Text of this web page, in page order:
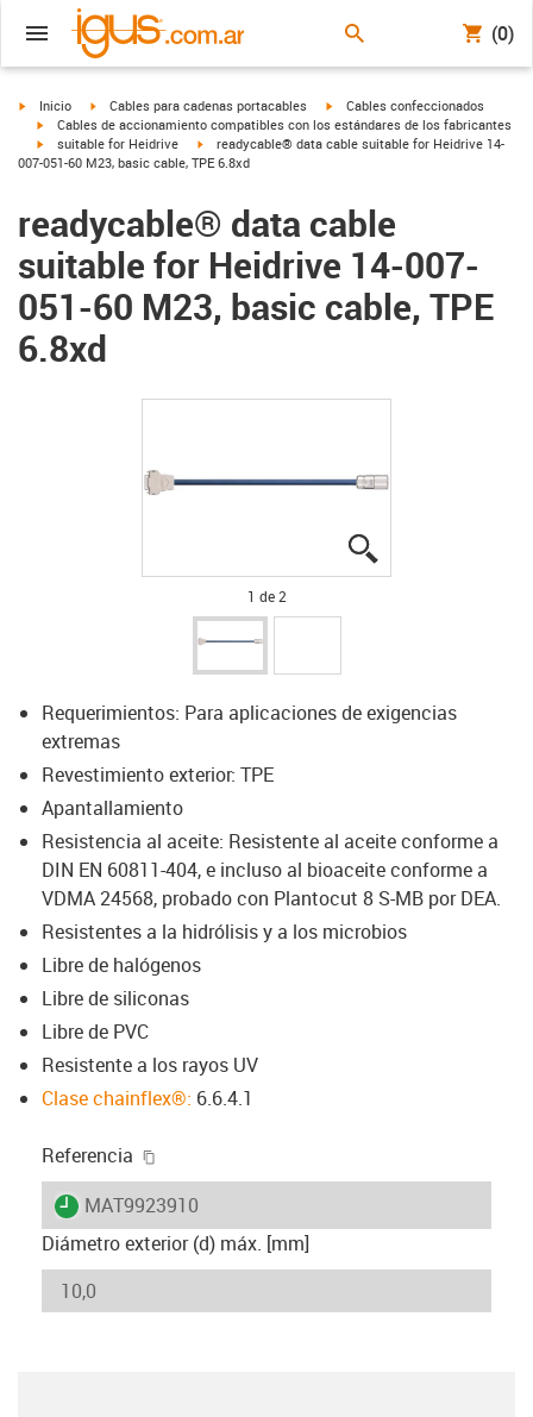
(0)
igus-icon-arrow-right
Inicio igus-icon-arrow-right
Cables para cadenas portacables igus-icon-arrow-right
Cables confeccionados
igus-icon-arrow-right
Cables de accionamiento compatibles con los estándares de los fabricantes
igus-icon-arrow-right
suitable for Heidrive igus-icon-arrow-right
readycable® data cable suitable for Heidrive 14-
007-051-60 M23, basic cable, TPE 6.8xd
readycable® data cable
suitable for Heidrive 14-007-
051-60 M23, basic cable, TPE
6.8xd
1 de 2
Requerimientos: Para aplicaciones de exigencias
extremas
Revestimiento exterior: TPE
Apantallamiento
Resistencia al aceite: Resistente al aceite conforme a
DIN EN 60811-404, e incluso al bioaceite conforme a
VDMA 24568, probado con Plantocut 8 S-MB por DEA.
Resistentes a la hidrólisis y a los microbios
Libre de halógenos
Libre de siliconas
Libre de PVC
Resistente a los rayos UV
Clase chainflex®: 6.6.4.1
Referencia
igus-icon-lieferzeit
MAT9923910
Diámetro exterior (d) máx. [mm]